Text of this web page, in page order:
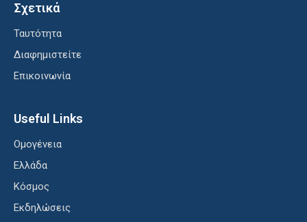
Σχετικά
Ταυτότητα
Διαφημιστείτε
Επικοινωνία
Useful Links
Ομογένεια
Ελλάδα
Κόσμος
Εκδηλώσεις